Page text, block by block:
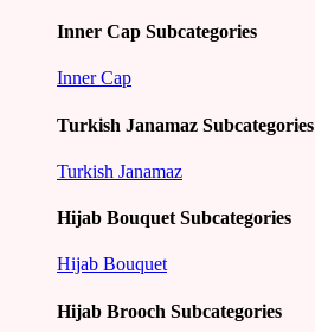
Inner Cap Subcategories
Inner Cap
Turkish Janamaz Subcategories
Turkish Janamaz
Hijab Bouquet Subcategories
Hijab Bouquet
Hijab Brooch Subcategories